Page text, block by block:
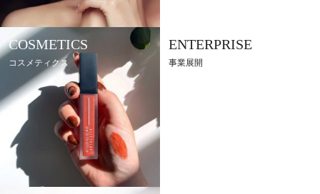
COSMETICS
コスメティクス
ENTERPRISE
事業展開